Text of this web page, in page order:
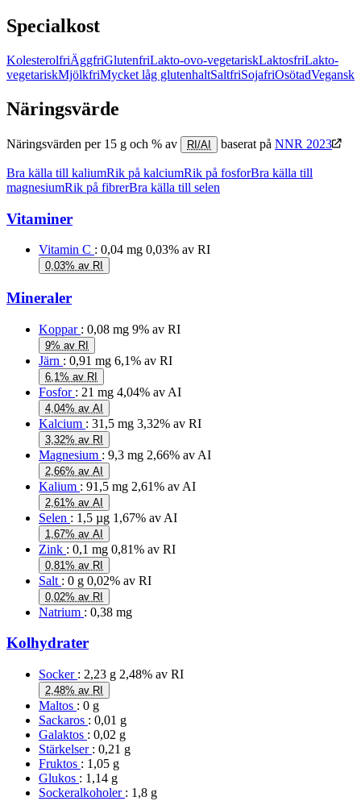
Specialkost
KolesterolfriÄggfriGlutenfriLakto-ovo-vegetariskLaktosfriLakto-
vegetariskMjölkfriMycket låg glutenhaltSaltfriSojafriOsötadVegansk
Näringsvärde
Näringsvärden per 15 g och % av RI/AI baserat på NNR 2023
Bra källa till kaliumRik på kalciumRik på fosforBra källa till
magnesiumRik på fibrerBra källa till selen
Vitaminer
Vitamin C : 0,04 mg 0,03% av RI
0,03% av RI
Mineraler
Koppar : 0,08 mg 9% av RI
9% av RI
Järn : 0,91 mg 6,1% av RI
6,1% av RI
Fosfor : 21 mg 4,04% av AI
4,04% av AI
Kalcium : 31,5 mg 3,32% av RI
3,32% av RI
Magnesium : 9,3 mg 2,66% av AI
2,66% av AI
Kalium : 91,5 mg 2,61% av AI
2,61% av AI
Selen : 1,5 µg 1,67% av AI
1,67% av AI
Zink : 0,1 mg 0,81% av RI
0,81% av RI
Salt : 0 g 0,02% av RI
0,02% av RI
Natrium : 0,38 mg
Kolhydrater
Socker : 2,23 g 2,48% av RI
2,48% av RI
Maltos : 0 g
Sackaros : 0,01 g
Galaktos : 0,02 g
Stärkelser : 0,21 g
Fruktos : 1,05 g
Glukos : 1,14 g
Sockeralkoholer : 1,8 g